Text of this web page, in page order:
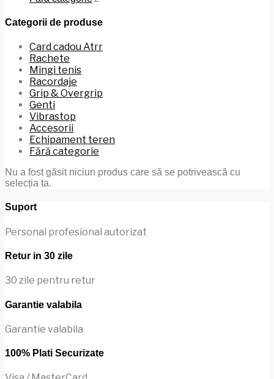
Categorii de produse
Card cadou Atrr
Rachete
Mingi tenis
Racordaje
Grip & Overgrip
Genti
Vibrastop
Accesorii
Echipament teren
Fără categorie
Nu a fost găsit niciun produs care să se potrivească cu
selecția ta.
Suport
Personal profesional autorizat
Retur in 30 zile
30 zile pentru retur
Garantie valabila
Garantie valabila
100% Plati Securizate